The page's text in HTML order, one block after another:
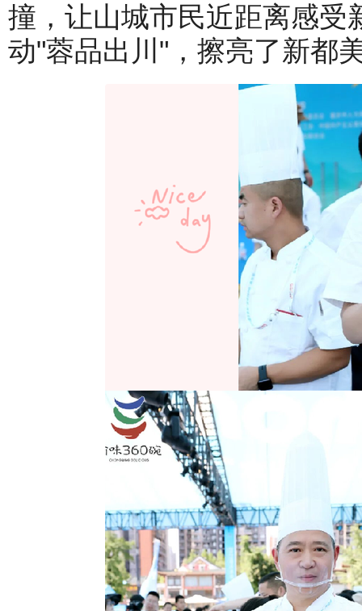
撞，让山城市民近距离感受
动"蓉品出川"，擦亮了新都